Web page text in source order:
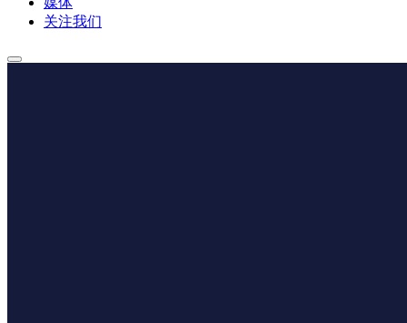
关注我们